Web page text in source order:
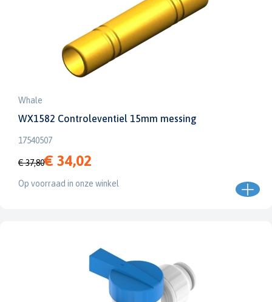
Whale
WX1582 Controleventiel 15mm messing
17540507
€ 37,80€ 34,02
Op voorraad in onze winkel